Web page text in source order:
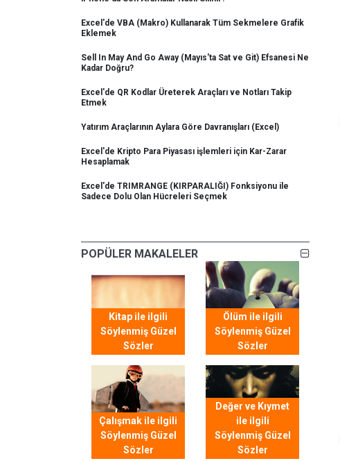
Excel'de VBA (Makro) Kullanarak Tüm Sekmelere Grafik
Eklemek
Sell In May And Go Away (Mayıs'ta Sat ve Git) Efsanesi Ne
Kadar Doğru?
Excel'de QR Kodlar Üreterek Araçları ve Notları Takip
Etmek
Yatırım Araçlarının Aylara Göre Davranışları (Excel)
Excel'de Kripto Para Piyasası işlemleri için Kar-Zarar
Hesaplamak
Excel'de TRIMRANGE (KIRPARALIĞI) Fonksiyonu ile
Sadece Dolu Olan Hücreleri Seçmek
POPÜLER MAKALELER
Kitap ile ilgili
Söylenmiş Güzel
Sözler
Ölüm ile ilgili
Söylenmiş Güzel
Sözler
Çalışmak ile ilgili
Söylenmiş Güzel
Sözler
Değer ve Kıymet
ile ilgili
Söylenmiş Güzel
Sözler